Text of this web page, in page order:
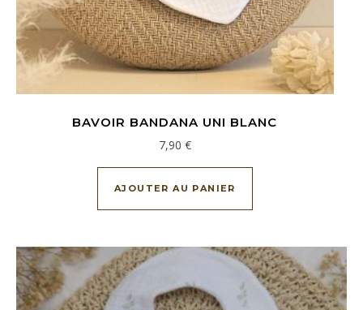
BAVOIR BANDANA UNI BLANC
7,90 €
AJOUTER AU PANIER